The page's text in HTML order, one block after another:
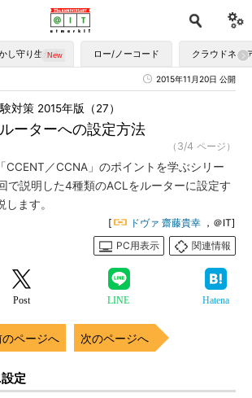
し守り生かす ロー/ノーコード クラウドネイ
2015年11月20日 公開
ーターへの設定方法
対策 2015年版（27）
（3/4 ページ）
CCENT／CCNA」のポイントを学ぶシリー
で説明した4種類のACLをルーターに設定す
ます。
[ ドヴァ 齋藤貴幸 ，＠IT]
PC用表示
関連情報
Post LINE Hatena
のページへ 次のページへ
定